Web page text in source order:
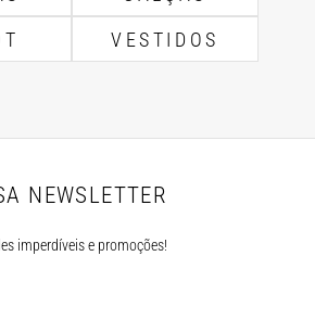
VESTIDOS
NEWSLETTER
imperdíveis e promoções!